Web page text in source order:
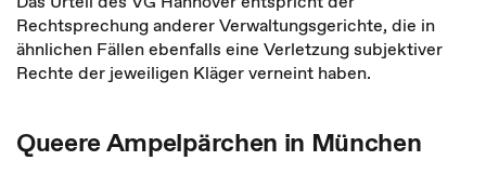
Rechtsprechung anderer Verwaltungsgerichte, die in
ähnlichen Fällen ebenfalls eine Verletzung subjektiver
Rechte der jeweiligen Kläger verneint haben.
Queere Ampelpärchen in München